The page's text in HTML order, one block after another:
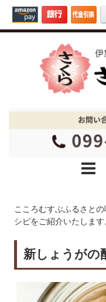
こころむすぶふるさと
シピをご紹介いたします
新しょうがの